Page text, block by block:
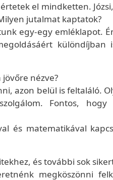
el mindketten.
jutalmat kaptatok?
egy-egy emléklapot.
nézve?
azon belül is feltaláló.
Fontos,
és matematikával
és további sok
megköszönni